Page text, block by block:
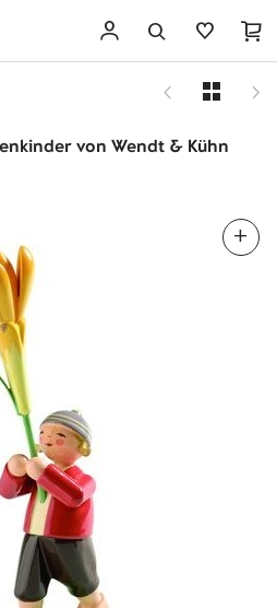
von Wendt & Kühn